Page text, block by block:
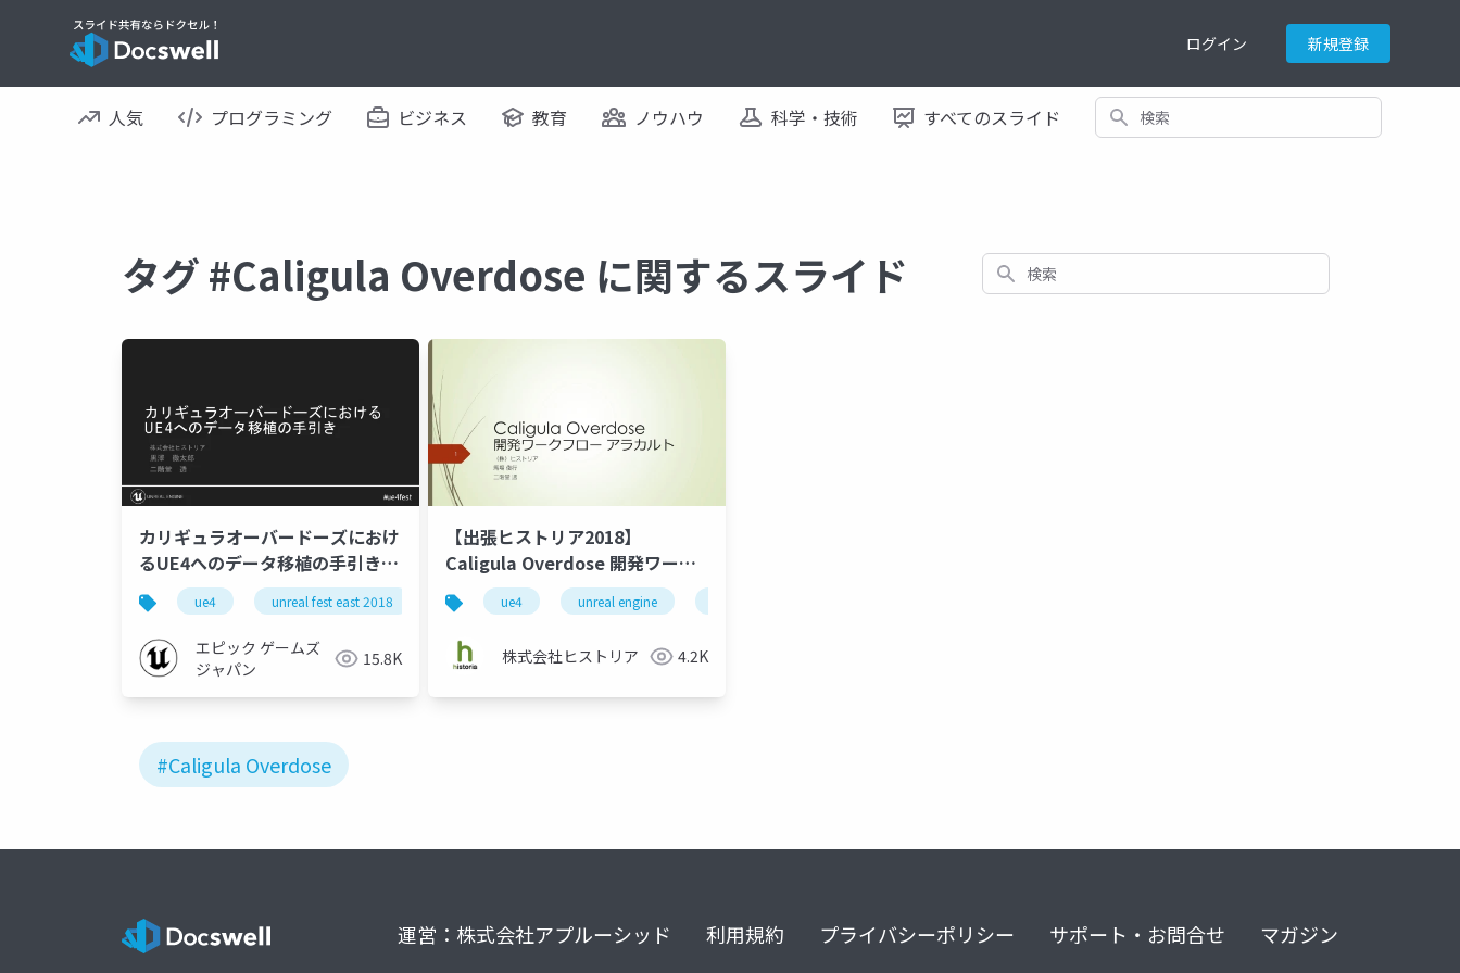
ログイン 新規登録
人気 プログラミング ビジネス 教育 ノウハウ 科学・技術 すべてのスライド 検索
タグ #Caligula Overdose に関するスライド 検索
カリギュラオーバードーズにおけ
るUE4へのデータ移植の手引き
【UNREAL FEST EAST 2018】
ue4 unreal fest east 2018 unreal fest ue-rendering ue-bp
エピック ゲームズ
ジャパン
15.8K
【出張ヒストリア2018】
Caligula Overdose 開発ワーク
フロー アラカルト
ue4 unreal engine
株式会社ヒストリア 4.2K
#Caligula Overdose
運営：株式会社アプルーシッド 利用規約 プライバシーポリシー サポート・お問合せ マガジン